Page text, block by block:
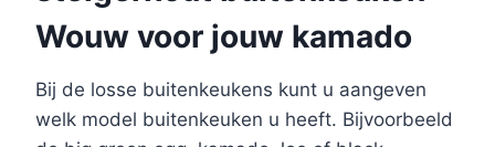
Wouw voor jouw kamado
Bij de losse buitenkeukens kunt u aangeven
welk model buitenkeuken u heeft. Bijvoorbeeld